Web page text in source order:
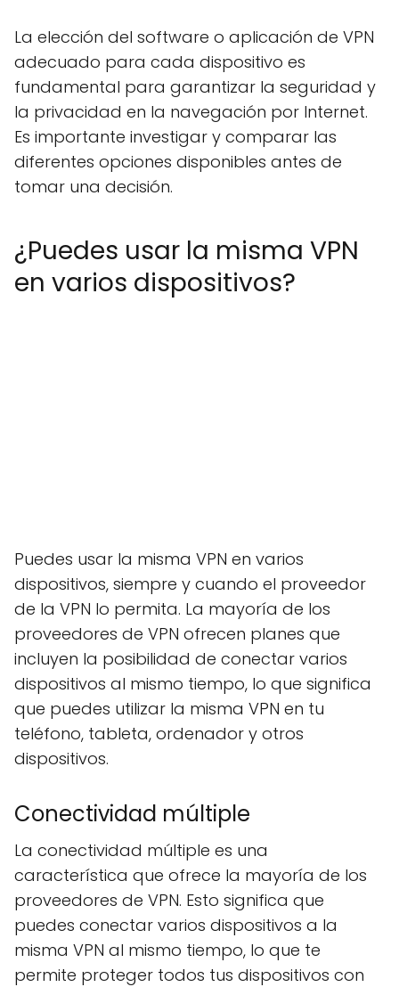
La elección del software o aplicación de VPN
adecuado para cada dispositivo es
fundamental para garantizar la seguridad y
la privacidad en la navegación por Internet.
Es importante investigar y comparar las
diferentes opciones disponibles antes de
tomar una decisión.
¿Puedes usar la misma VPN
en varios dispositivos?
Puedes usar la misma VPN en varios
dispositivos, siempre y cuando el proveedor
de la VPN lo permita. La mayoría de los
proveedores de VPN ofrecen planes que
incluyen la posibilidad de conectar varios
dispositivos al mismo tiempo, lo que significa
que puedes utilizar la misma VPN en tu
teléfono, tableta, ordenador y otros
dispositivos.
Conectividad múltiple
La conectividad múltiple es una
característica que ofrece la mayoría de los
proveedores de VPN. Esto significa que
puedes conectar varios dispositivos a la
misma VPN al mismo tiempo, lo que te
permite proteger todos tus dispositivos con